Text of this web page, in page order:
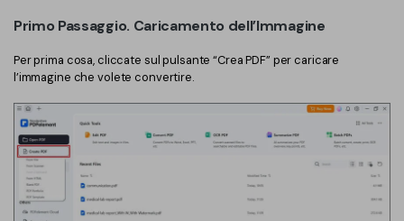
Traduzione PDF AI
Controllo grammatica AI
Chat con immagine
Rilevatore di contenuti AI
Storie di clienti
Recensioni di clienti
Confronto dei software PDF
Guida utente
PDFelement per Windows
Primo Passaggio. Caricamento dell’Immagine
Per prima cosa, cliccate sul pulsante “Crea PDF” per caricare
l’immagine che volete convertire.